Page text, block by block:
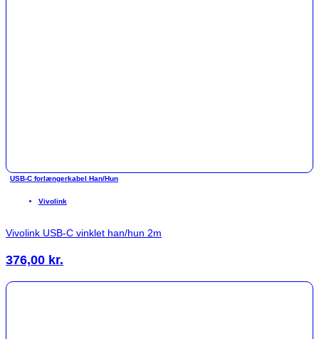
USB-C forlængerkabel Han/Hun
Vivolink
Vivolink USB-C vinklet han/hun 2m
376,00 kr.